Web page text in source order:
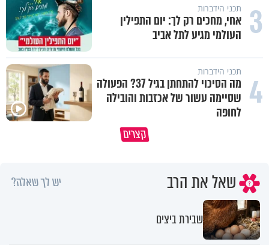
3 תכני הידברות
אחי, מחכים רק לך: יום התפילין
העולמי מגיע לתל אביב
4 תכני הידברות
מה הסיכוי להתחתן בגיל 37? הפעולה
שסיימה עשור של אכזבות והובילה
לחופה
קצרים
איך יתכן שעם ישראל הצליח לשרוד
״ זו הייתה ההחלטה הכי קשה
שלקחתי בחיים": לורה כהן
שאל את הרב יש לך שאלה?
שבירת ביצים